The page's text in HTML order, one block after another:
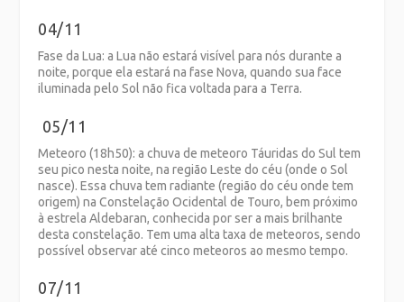
04/11
Fase da Lua: a Lua não estará visível para nós durante a
noite, porque ela estará na fase Nova, quando sua face
iluminada pelo Sol não fica voltada para a Terra.
05/11
Meteoro (18h50): a chuva de meteoro Táuridas do Sul tem
seu pico nesta noite, na região Leste do céu (onde o Sol
nasce). Essa chuva tem radiante (região do céu onde tem
origem) na Constelação Ocidental de Touro, bem próximo
à estrela Aldebaran, conhecida por ser a mais brilhante
desta constelação. Tem uma alta taxa de meteoros, sendo
possível observar até cinco meteoros ao mesmo tempo.
07/11